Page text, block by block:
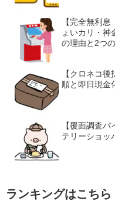
【完全無利
ょいカリ・神
の理由と2つ
【クロネコ
順と即日現金
【覆面調査
テリーショッ
ランキングはこちら